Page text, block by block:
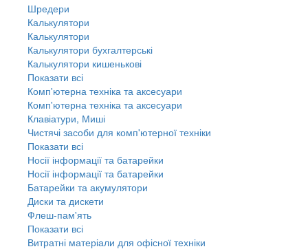
Шредери
Калькулятори
Калькулятори
Калькулятори бухгалтерські
Калькулятори кишенькові
Показати всі
Комп'ютерна техніка та аксесуари
Комп'ютерна техніка та аксесуари
Клавіатури, Миші
Чистячі засоби для комп'ютерної техніки
Показати всі
Носії інформації та батарейки
Носії інформації та батарейки
Батарейки та акумулятори
Диски та дискети
Флеш-пам'ять
Показати всі
Витратні матеріали для офісної техніки